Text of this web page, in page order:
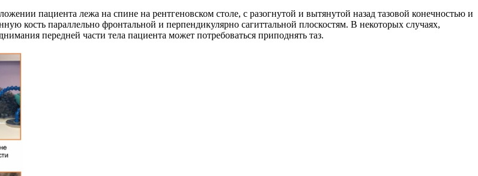
пациента лежа на спине на рентгеновском столе, с разогнутой и вытянутой назад тазовой конечностью и
кость параллельно фронтальной и перпендикулярно сагиттальной плоскостям. В некоторых случаях,
передней части тела пациента может потребоваться приподнять таз.